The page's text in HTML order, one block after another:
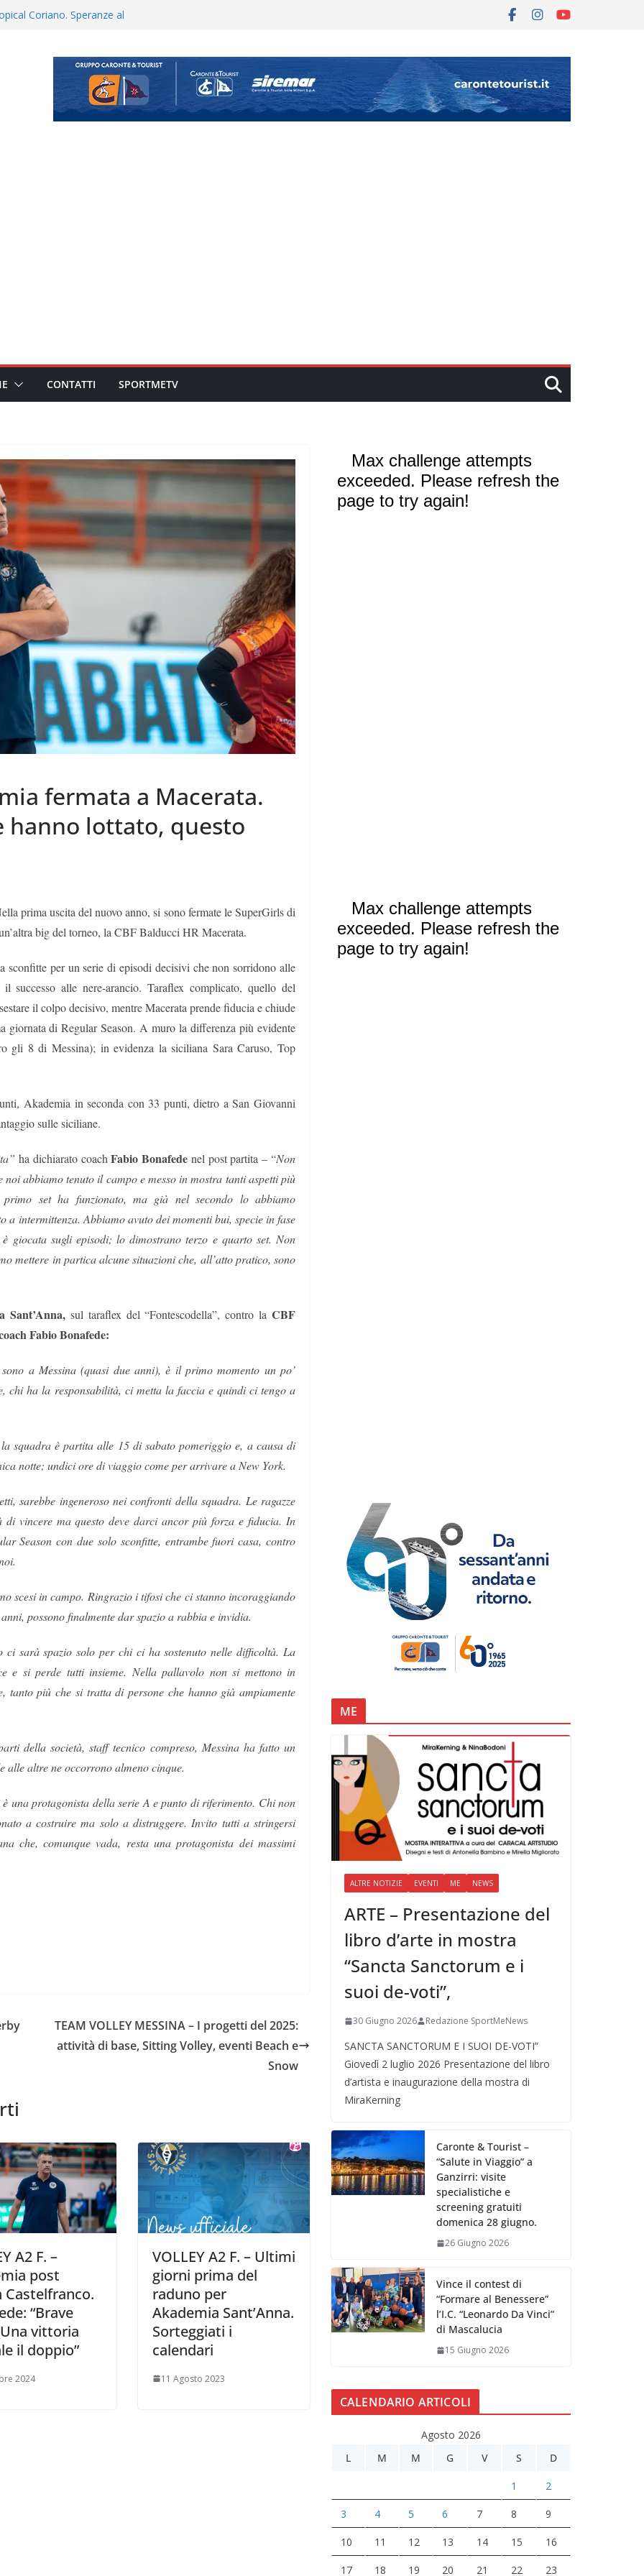
Coriano. Speranze al
conferma i giovani
il terzino Matteo Guerriero
il progetto Messina. “La
CONTATTI SPORTMETV
fermata a Macerata.
hanno lottato, questo
prima uscita del nuovo anno, si sono fermate le SuperGirls di
big del torneo, la CBF Balducci HR Macerata.
sconfitte per un serie di episodi decisivi che non sorridono alle
successo alle nere-arancio. Taraflex complicato, quello del
il colpo decisivo, mentre Macerata prende fiducia e chiude
di Regular Season. A muro la differenza più evidente
gli 8 di Messina); in evidenza la siciliana Sara Caruso, Top
Akademia in seconda con 33 punti, dietro a San Giovanni
sulle siciliane.
ha dichiarato coachFabio Bonafede nel post partita – “Non
abbiamo tenuto il campo e messo in mostra tanti aspetti più
set ha funzionato, ma già nel secondo lo abbiamo
a intermittenza. Abbiamo avuto dei momenti bui, specie in fase
giocata sugli episodi; lo dimostrano terzo e quarto set. Non
mettere in partica alcune situazioni che, all’atto pratico, sono
Sant’Anna,sul taraflex del “Fontescodella”, contro laCBF
Fabio Bonafede:
a Messina (quasi due anni), è il primo momento un po’
chi ha la responsabilità, ci metta la faccia e quindi ci tengo a
squadra è partita alle 15 di sabato pomeriggio e, a causa di
notte; undici ore di viaggio come per arrivare a New York.
sarebbe ingeneroso nei confronti della squadra. Le ragazze
vincere ma questo deve darci ancor più forza e fiducia. In
Season con due solo sconfitte, entrambe fuori casa, contro
scesi in campo. Ringrazio i tifosi che ci stanno incoraggiando
possono finalmente dar spazio a rabbia e invidia.
sarà spazio solo per chi ci ha sostenuto nelle difficoltà. La
e si perde tutti insieme. Nella pallavolo non si mettono in
tanto più che si tratta di persone che hanno già ampiamente
della società, staff tecnico compreso, Messina ha fatto un
alle altre ne occorrono almeno cinque.
una protagonista della serie A e punto di riferimento. Chi non
a costruire ma solo a distruggere. Invito tutti a stringersi
che, comunque vada, resta una protagonista dei massimi
TEAM VOLLEY MESSINA – I progetti del 2025:
attività di base, Sitting Volley, eventi Beach e
Snow
A2 F. –
post
Castelfranco.
“Brave
vittoria
il doppio”
2024
VOLLEY A2 F. – Ultimi
giorni prima del
raduno per
Akademia Sant’Anna.
Sorteggiati i
calendari
11 Agosto 2023
ME
ALTRE NOTIZIE EVENTI ME NEWS
ARTE – Presentazione del
libro d’arte in mostra
“Sancta Sanctorum e i
suoi de-voti”,
30 Giugno 2026 Redazione SportMeNews
SANCTA SANCTORUM E I SUOI DE-VOTI”
Giovedì 2 luglio 2026 Presentazione del libro
d’artista e inaugurazione della mostra di
MiraKerning
Caronte & Tourist –
“Salute in Viaggio” a
Ganzirri: visite
specialistiche e
screening gratuiti
domenica 28 giugno.
26 Giugno 2026
Vince il contest di
“Formare al Benessere”
l’I.C. “Leonardo Da Vinci”
di Mascalucia
15 Giugno 2026
CALENDARIO ARTICOLI
Agosto 2026
L
M M G V S D
1 2
3 4 5 6 7 8 9
10 11 12 13 14 15 16
17 18 19 20 21 22 23